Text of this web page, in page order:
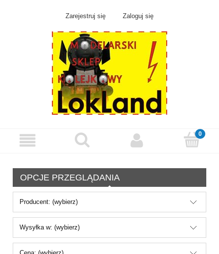
Zarejestruj się Zaloguj się
OPCJE PRZEGLĄDANIA
Producent: (wybierz)
Wysyłka w: (wybierz)
Cena: (wybierz)